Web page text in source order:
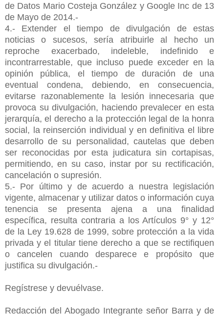
de Datos Mario Costeja González y Google Inc de 13
de Mayo de 2014.-
4.- Extender el tiempo de divulgación de estas
noticias o sucesos, sería atribuirle al hecho un
reproche exacerbado, indeleble, indefinido e
incontrarrestable, que incluso puede exceder en la
opinión pública, el tiempo de duración de una
eventual condena, debiendo, en consecuencia,
evitarse razonablemente la lesión innecesaria que
provoca su divulgación, haciendo prevalecer en esta
jerarquía, el derecho a la protección legal de la honra
social, la reinserción individual y en definitiva el libre
desarrollo de su personalidad, cautelas que deben
ser reconocidas por esta judicatura sin cortapisas,
permitiendo, en su caso, instar por su rectificación,
cancelación o supresión.
5.- Por último y de acuerdo a nuestra legislación
vigente, almacenar y utilizar datos o información cuya
tenencia se presenta ajena a una finalidad
específica, resulta contraria a los Artículos 9° y 12°
de la Ley 19.628 de 1999, sobre protección a la vida
privada y el titular tiene derecho a que se rectifiquen
o cancelen cuando desparece e propósito que
justifica su divulgación.-
Regístrese y devuélvase.
Redacción del Abogado Integrante señor Barra y de